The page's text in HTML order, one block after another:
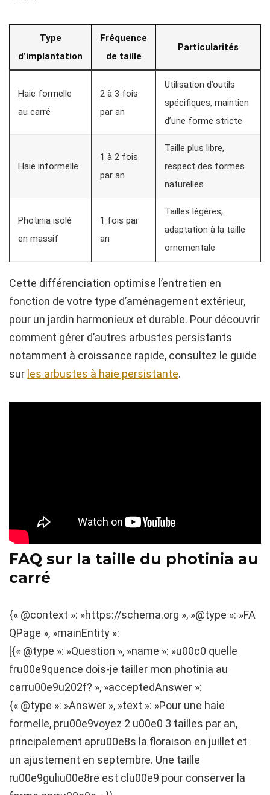
Type
d’implantation
Fréquence
de taille
Particularités
Haie formelle
au carré
2 à 3 fois
par an
Utilisation d’outils
spécifiques, maintien
d’une forme stricte
Haie informelle
1 à 2 fois
par an
Taille plus libre,
respect des formes
naturelles
Photinia isolé
en massif
1 fois par
an
Tailles légères,
adaptation à la taille
ornementale
Cette différenciation optimise l’entretien en
fonction de votre type d’aménagement extérieur,
pour un jardin harmonieux et durable. Pour découvrir
comment gérer d’autres arbustes persistants
notamment à croissance rapide, consultez le guide
sur les arbustes à haie persistante.
FAQ sur la taille du photinia au
carré
{« @context »: »https://schema.org », »@type »: »FA
QPage », »mainEntity »:
[{« @type »: »Question », »name »: »u00c0 quelle
fru00e9quence dois-je tailler mon photinia au
carru00e9u202f? », »acceptedAnswer »:
{« @type »: »Answer », »text »: »Pour une haie
formelle, pru00e9voyez 2 u00e0 3 tailles par an,
principalement apru00e8s la floraison en juillet et
un ajustement en septembre. Une taille
ru00e9guliu00e8re est clu00e9 pour conserver la